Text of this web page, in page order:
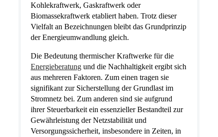
Kohlekraftwerk, Gaskraftwerk oder
Biomassekraftwerk etabliert haben. Trotz dieser
Vielfalt an Bezeichnungen bleibt das Grundprinzip
der Energieumwandlung gleich.
Die Bedeutung thermischer Kraftwerke für die
Energieberatung und die Nachhaltigkeit ergibt sich
aus mehreren Faktoren. Zum einen tragen sie
signifikant zur Sicherstellung der Grundlast im
Stromnetz bei. Zum anderen sind sie aufgrund
ihrer Steuerbarkeit ein essenzieller Bestandteil zur
Gewährleistung der Netzstabilität und
Versorgungssicherheit, insbesondere in Zeiten, in